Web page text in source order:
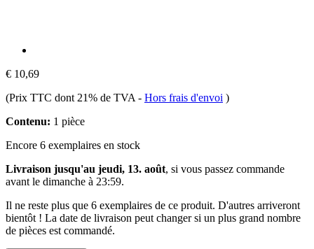
€ 10,69
(Prix TTC dont 21% de TVA - Hors frais d'envoi )
Contenu: 1 pièce
Encore 6 exemplaires en stock
Livraison jusqu'au jeudi, 13. août, si vous passez commande
avant le dimanche à 23:59.
Il ne reste plus que 6 exemplaires de ce produit. D'autres arriveront
bientôt ! La date de livraison peut changer si un plus grand nombre
de pièces est commandé.